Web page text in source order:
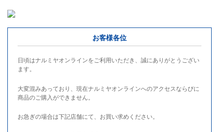
お客様各位
日頃はナルミヤオンラインをご利用いただき、誠にありがとうござい
ます。
大変混みあっており、現在ナルミヤオンラインへのアクセスならびに
商品のご購入ができません。
お急ぎの場合は下記店舗にて、お買い求めください。